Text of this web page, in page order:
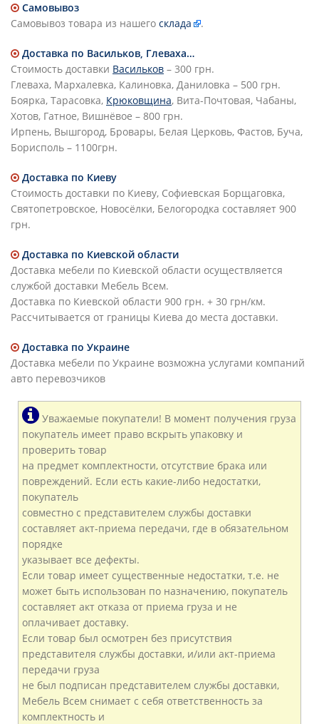
Самовывоз
Самовывоз товара из нашего склада .
Доставка по Васильков, Глеваха…
Стоимость доставки Васильков – 300 грн.
Глеваха, Мархалевка, Калиновка, Даниловка – 500 грн.
Боярка, Тарасовка, Крюковщина, Вита-Почтовая, Чабаны,
Хотов, Гатное, Вишнёвое – 800 грн.
Ирпень, Вышгород, Бровары, Белая Церковь, Фастов, Буча,
Борисполь – 1100грн.
Доставка по Киеву
Стоимость доставки по Киеву, Софиевская Борщаговка,
Святопетровское, Новосёлки, Белогородка составляет 900
грн.
Доставка по Киевской области
Доставка мебели по Киевской области осуществляется
службой доставки Мебель Всем.
Доставка по Киевской области 900 грн. + 30 грн/км.
Рассчитывается от границы Киева до места доставки.
Доставка по Украине
Доставка мебели по Украине возможна услугами компаний
авто перевозчиков
Уважаемые покупатели! В момент получения груза
покупатель имеет право вскрыть упаковку и
проверить товар
на предмет комплектности, отсутствие брака или
повреждений. Если есть какие-либо недостатки,
покупатель
совместно с представителем службы доставки
составляет акт-приема передачи, где в обязательном
порядке
указывает все дефекты.
Если товар имеет существенные недостатки, т.е. не
может быть использован по назначению, покупатель
составляет акт отказа от приема груза и не
оплачивает доставку.
Если товар был осмотрен без присутствия
представителя службы доставки, и/или акт-приема
передачи груза
не был подписан представителем службы доставки,
Мебель Всем снимает с себя ответственность за
комплектность и